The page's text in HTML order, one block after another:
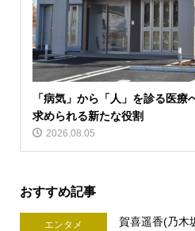
「病気」から「人」を診る医
求められる新たな役割
2026.08.05
おすすめ記事
エンタメ
賀喜遥香(乃